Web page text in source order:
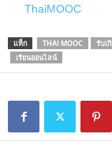
ThaiMOOC
แท็ก THAI MOOC รับเ
เรียนออนไลน์